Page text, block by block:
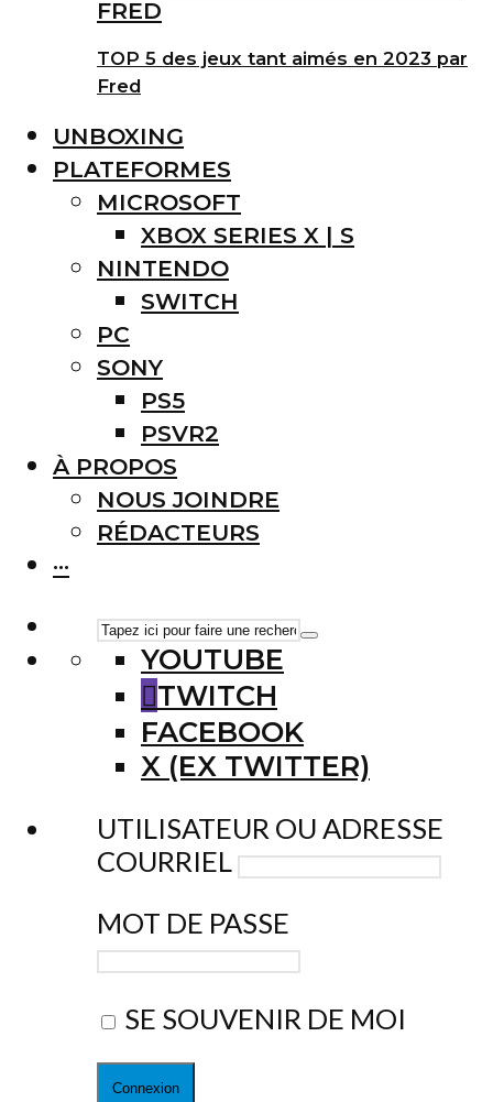
TOP 5 des jeux tant aimés en 2023 par
Fred
UNBOXING
PLATEFORMES
MICROSOFT
XBOX SERIES X | S
NINTENDO
SWITCH
PC
SONY
PS5
PSVR2
À PROPOS
NOUS JOINDRE
RÉDACTEURS
···
YOUTUBE
TWITCH
FACEBOOK
X (EX TWITTER)
UTILISATEUR OU ADRESSE
COURRIEL
MOT DE PASSE
SE SOUVENIR DE MOI